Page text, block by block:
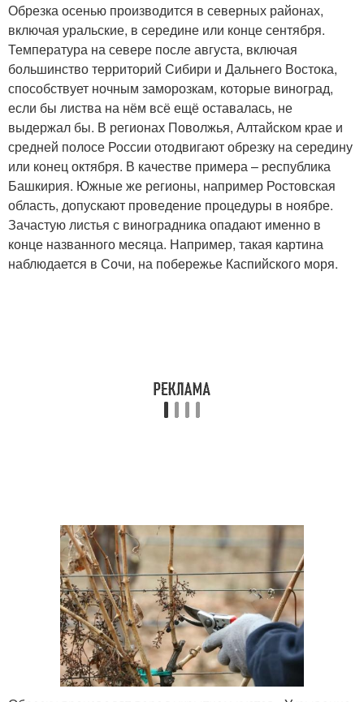
Обрезка осенью производится в северных районах,
включая уральские, в середине или конце сентября.
Температура на севере после августа, включая
большинство территорий Сибири и Дальнего Востока,
способствует ночным заморозкам, которые виноград,
если бы листва на нём всё ещё оставалась, не
выдержал бы. В регионах Поволжья, Алтайском крае и
средней полосе России отодвигают обрезку на середину
или конец октября. В качестве примера – республика
Башкирия. Южные же регионы, например Ростовская
область, допускают проведение процедуры в ноябре.
Зачастую листья с виноградника опадают именно в
конце названного месяца. Например, такая картина
наблюдается в Сочи, на побережье Каспийского моря.